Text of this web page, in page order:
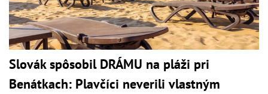
Slovák spôsobil DRÁMU na pláži pri
Benátkach: Plavčíci neverili vlastným